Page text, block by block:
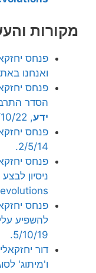
מקורות
ואנחנו
הסדר
ידע, 2/10/22.
פנחס יחזקאלי (2014),
2/5/14.
להשפיע
5/10/19.
ו'מיתוג'